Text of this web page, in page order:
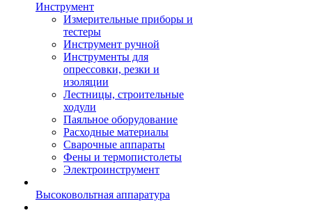
Инструмент
Измерительные приборы и
тестеры
Инструмент ручной
Инструменты для
опрессовки, резки и
изоляции
Лестницы, строительные
ходули
Паяльное оборудование
Расходные материалы
Сварочные аппараты
Фены и термопистолеты
Электроинструмент
Высоковольтная аппаратура